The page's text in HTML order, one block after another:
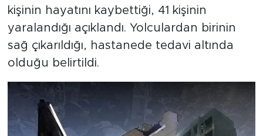
kişinin hayatını kaybettiği, 41 kişinin
yaralandığı açıklandı. Yolculardan birinin
sağ çıkarıldığı, hastanede tedavi altında
olduğu belirtildi.